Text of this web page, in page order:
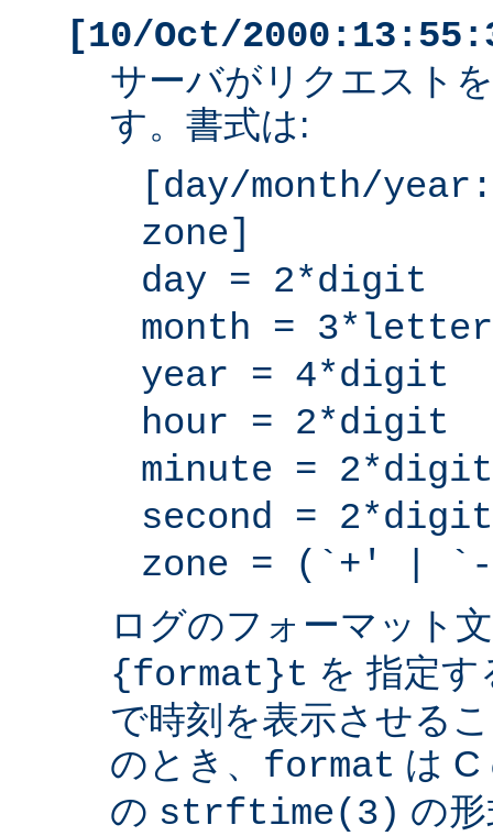
[10/Oct/
サーバがリクエスト
す。書式は:
[day/month/
zone]
day = 2*digit
month = 3*letter
year = 4*digit
hour = 2*digit
minute = 2*digit
second = 2*digit
zone = (`+' |
ログのフォーマット
{format}t を 指定
で時刻を表示させる
のとき、 format は C
の strftime(3) の